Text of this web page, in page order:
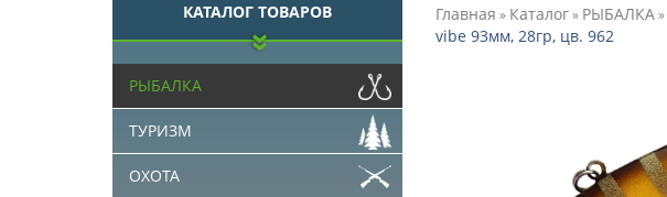
КАТАЛОГ ТОВАРОВ
РЫБАЛКА
ТУРИЗМ
ОХОТА
Главная » Каталог» РЫБАЛКА»
vibe 93мм, 28гр, цв. 962